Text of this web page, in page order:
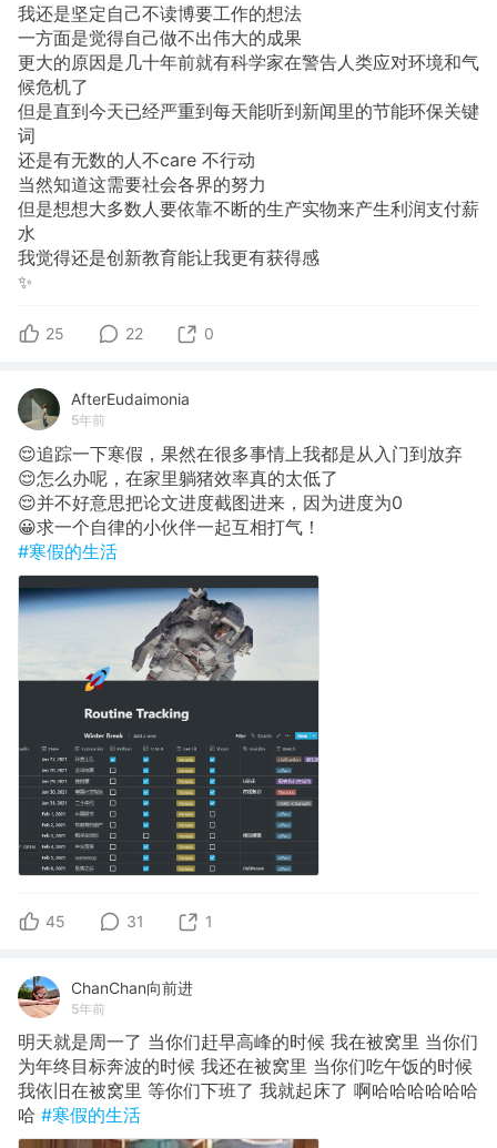
我还是坚定自己不读博要工作的想法
一方面是觉得自己做不出伟大的成果
更大的原因是几十年前就有科学家在警告人类应对环境和气
候危机了
但是直到今天已经严重到每天能听到新闻里的节能环保关键
词
还是有无数的人不care 不行动
当然知道这需要社会各界的努力
但是想想大多数人要依靠不断的生产实物来产生利润支付薪
水
我觉得还是创新教育能让我更有获得感
✨
25 22 0
AfterEudaimonia
5年前
😌追踪一下寒假，果然在很多事情上我都是从入门到放弃
😌怎么办呢，在家里躺猪效率真的太低了
😌并不好意思把论文进度截图进来，因为进度为0
😀求一个自律的小伙伴一起互相打气！
#寒假的生活
45 31 1
ChanChan向前进
5年前
明天就是周一了 当你们赶早高峰的时候 我在被窝里 当你们
为年终目标奔波的时候 我还在被窝里 当你们吃午饭的时候
我依旧在被窝里 等你们下班了 我就起床了 啊哈哈哈哈哈哈
哈 #寒假的生活